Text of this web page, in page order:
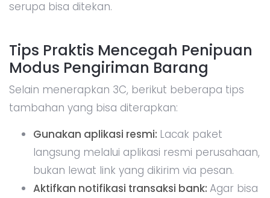
serupa bisa ditekan.
Tips Praktis Mencegah Penipuan
Modus Pengiriman Barang
Selain menerapkan 3C, berikut beberapa tips
tambahan yang bisa diterapkan:
Gunakan aplikasi resmi: Lacak paket
langsung melalui aplikasi resmi perusahaan,
bukan lewat link yang dikirim via pesan.
Aktifkan notifikasi transaksi bank: Agar bisa